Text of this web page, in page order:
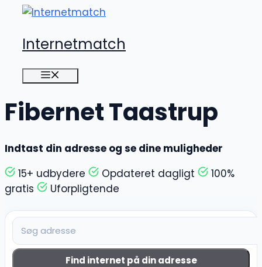
Hop
indhold
Internetmatch
Fibernet Taastrup
Indtast din adresse og se dine muligheder
15+ udbydere
Opdateret dagligt
100%
gratis
Uforpligtende
Find internet på din adresse